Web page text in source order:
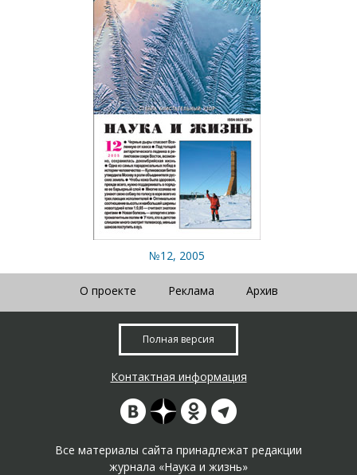
№12, 2005
О проекте Реклама Архив
Полная версия
Контактная информация
Все материалы сайта принадлежат редакции
журнала «Наука и жизнь»